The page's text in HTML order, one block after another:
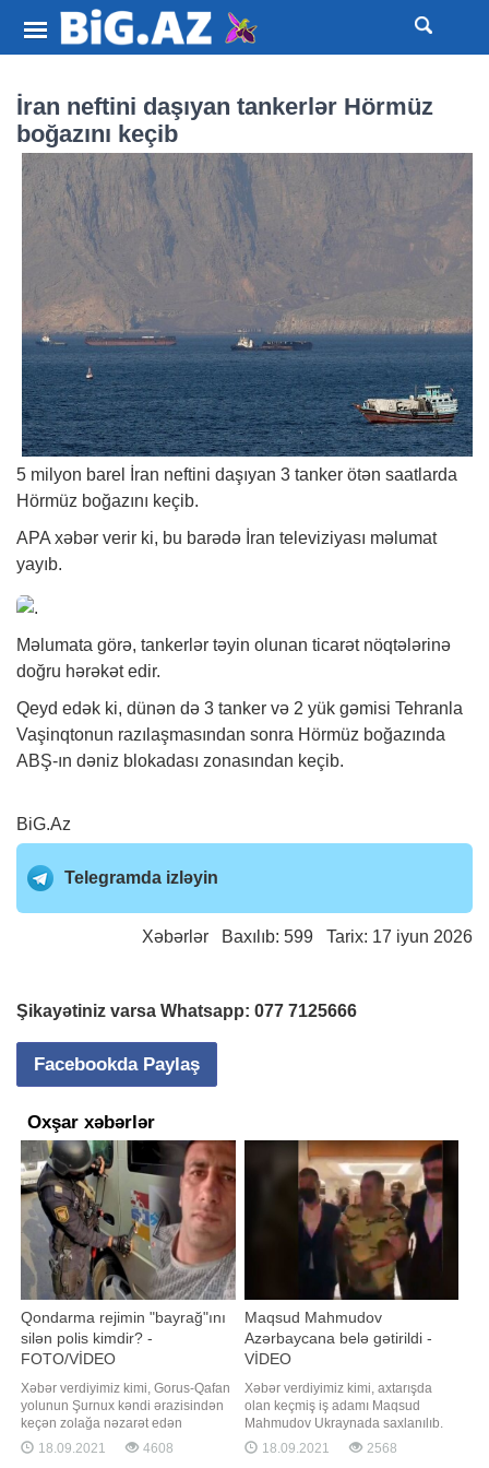
İran neftini daşıyan tankerlər Hörmüz
boğazını keçib
5 milyon barel İran neftini daşıyan 3 tanker ötən saatlarda
Hörmüz boğazını keçib.
APAxəbər verir ki, bu barədə İran televiziyası məlumat
yayıb.
Məlumata görə, tankerlər təyin olunan ticarət nöqtələrinə
doğru hərəkət edir.
Qeyd edək ki, dünən də 3 tanker və 2 yük gəmisi Tehranla
Vaşinqtonun razılaşmasından sonra Hörmüz boğazında
ABŞ-ın dəniz blokadası zonasından keçib.
BiG.Az
Telegramda izləyin
Xəbərlər Baxılıb: 599 Tarix: 17 iyun 2026
Şikayətiniz varsa Whatsapp: 077 7125666
Facebookda Paylaş
Oxşar xəbərlər
Qondarma rejimin "bayrağ"ını
silən polis kimdir? -
FOTO/VİDEO
Xəbər verdiyimiz kimi, Gorus-Qafan
yolunun Şurnux kəndi ərazisindən
keçən zolağa nəzarət edən
Azərbaycan polisi burada hərəkət
edən avtomobilin üzərindəki
18.09.2021 4608
Maqsud Mahmudov
Azərbaycana belə gətirildi -
VİDEO
Xəbər verdiyimiz kimi, axtarışda
olan keçmiş iş adamı Maqsud
Mahmudov Ukraynada saxlanılıb.
"Qafqazinfo" Maqsud Mahmudovun
Azərbaycana deportasiya
18.09.2021 2568